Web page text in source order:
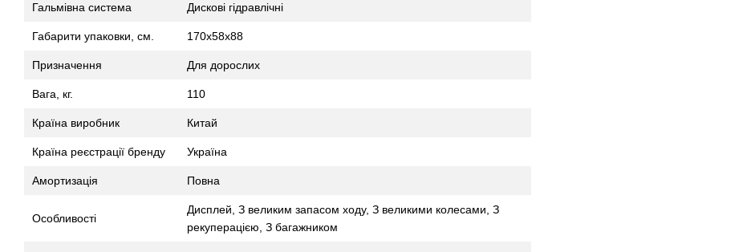
Гальмівна система Дискові гідравлічні
Габарити упаковки, см. 170х58х88
Призначення Для дорослих
Вага, кг. 110
Країна виробник Китай
Країна реєстрації бренду Україна
Амортизація Повна
Особливості
Дисплей, З великим запасом ходу, З великими колесами, З
рекуперацією, З багажником